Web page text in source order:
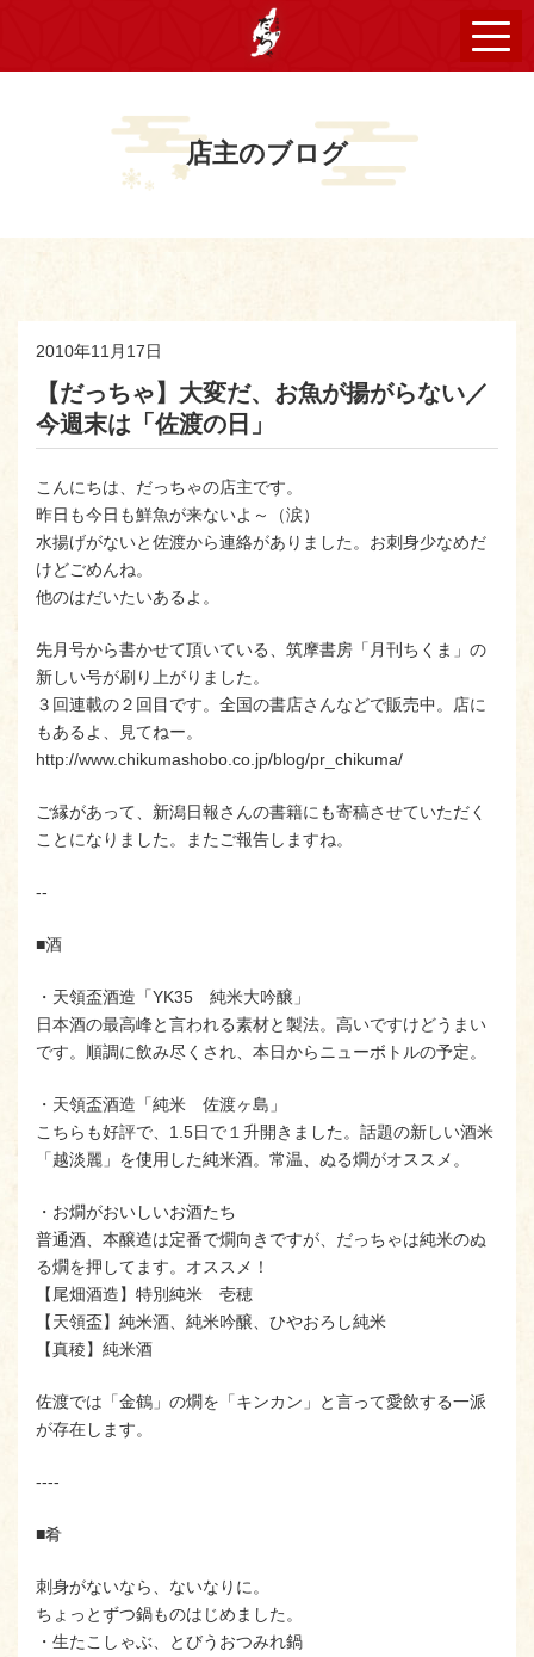
店主のブログ
2010年11月17日
【だっちゃ】大変だ、お魚が揚がらない／
今週末は「佐渡の日」
こんにちは、だっちゃの店主です。
昨日も今日も鮮魚が来ないよ～（涙）
水揚げがないと佐渡から連絡がありました。お刺身少なめだ
けどごめんね。
他のはだいたいあるよ。
先月号から書かせて頂いている、筑摩書房「月刊ちくま」の
新しい号が刷り上がりました。
３回連載の２回目です。全国の書店さんなどで販売中。店に
もあるよ、見てねー。
http://www.chikumashobo.co.jp/blog/pr_chikuma/
ご縁があって、新潟日報さんの書籍にも寄稿させていただく
ことになりました。またご報告しますね。
‐‐
■酒
・天領盃酒造「YK35 純米大吟醸」
日本酒の最高峰と言われる素材と製法。高いですけどうまい
です。順調に飲み尽くされ、本日からニューボトルの予定。
・天領盃酒造「純米 佐渡ヶ島」
こちらも好評で、1.5日で１升開きました。話題の新しい酒米
「越淡麗」を使用した純米酒。常温、ぬる燗がオススメ。
・お燗がおいしいお酒たち
普通酒、本醸造は定番で燗向きですが、だっちゃは純米のぬ
る燗を押してます。オススメ！
【尾畑酒造】特別純米 壱穂
【天領盃】純米酒、純米吟醸、ひやおろし純米
【真稜】純米酒
佐渡では「金鶴」の燗を「キンカン」と言って愛飲する一派
が存在します。
‐‐‐‐
■肴
刺身がないなら、ないなりに。
ちょっとずつ鍋ものはじめました。
・生たこしゃぶ、とびうおつみれ鍋